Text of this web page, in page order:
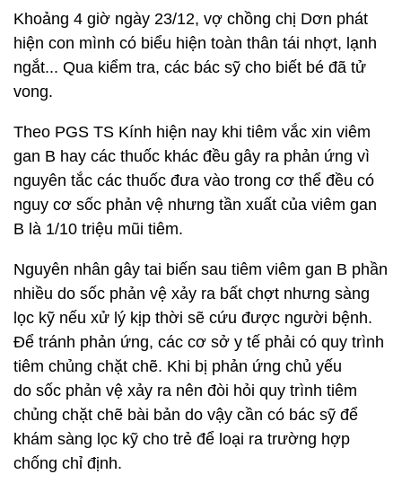
Khoảng 4 giờ ngày 23/12, vợ chồng chị Dơn phát
hiện con mình có biểu hiện toàn thân tái nhợt, lạnh
ngắt... Qua kiểm tra, các bác sỹ cho biết bé đã tử
vong.
Theo PGS TS Kính hiện nay khi tiêm vắc xin viêm
gan B hay các thuốc khác đều gây ra phản ứng vì
nguyên tắc các thuốc đưa vào trong cơ thể đều có
nguy cơ sốc phản vệ nhưng tần xuất của viêm gan
B là 1/10 triệu mũi tiêm.
Nguyên nhân gây tai biến sau tiêm viêm gan B phần
nhiều do sốc phản vệ xảy ra bất chợt nhưng sàng
lọc kỹ nếu xử lý kịp thời sẽ cứu được người bệnh.
Để tránh phản ứng, các cơ sở y tế phải có quy trình
tiêm chủng chặt chẽ. Khi bị phản ứng chủ yếu
do sốc phản vệ xảy ra nên đòi hỏi quy trình tiêm
chủng chặt chẽ bài bản do vậy cần có bác sỹ để
khám sàng lọc kỹ cho trẻ để loại ra trường hợp
chống chỉ định.